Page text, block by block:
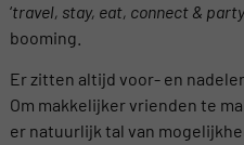
‘travel, stay, eat, connect &
booming.
Er zitten altijd voor- en
Om makkelijker vrienden te
er natuurlijk tal van